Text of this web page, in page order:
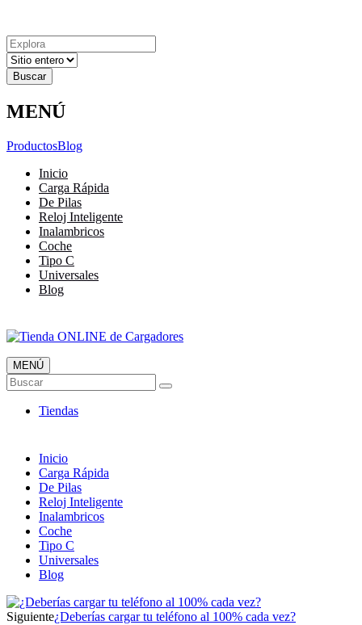
Resultados
para
MENÚ
ProductosBlog
Inicio
Carga Rápida
De Pilas
Reloj Inteligente
Inalambricos
Coche
Tipo C
Universales
Blog
Tienda ONLINE de Cargadores
Más Baratos
MENÚ
Buscar
Tiendas
Inicio
Carga Rápida
De Pilas
Reloj Inteligente
Inalambricos
Coche
Tipo C
Universales
Blog
Siguiente¿Deberías cargar tu teléfono al 100% cada vez?